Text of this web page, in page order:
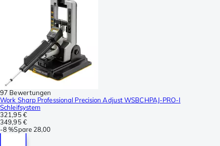
97 Bewertungen
Work Sharp Professional Precision Adjust WSBCHPAJ-PRO-I
Schleifsystem
321,95 €
349,95 €
-8 %Spare 28,00